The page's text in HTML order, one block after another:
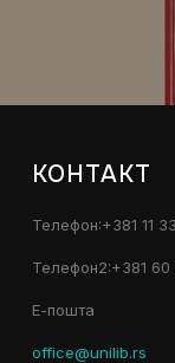
КОНТАКТ
Телефон:+381 11
Телефон2:+381
Е-пошта
office@unilib.rs